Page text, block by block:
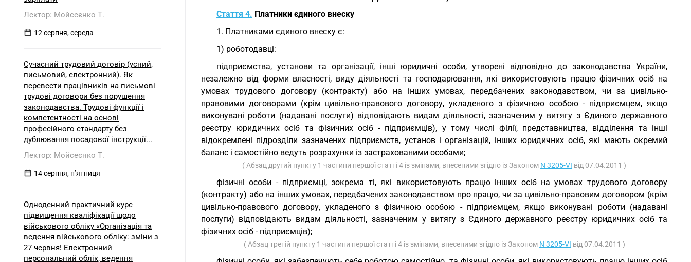
Стаття 4. Платники єдиного внеску
1. Платниками єдиного внеску є:
1) роботодавці:
підприємства, установи та організації, інші юридичні особи, утворені відповідно до законодавства України,
незалежно від форми власності, виду діяльності та господарювання, які використовують працю фізичних осіб на
умовах трудового договору (контракту) або на інших умовах, передбачених законодавством, чи за цивільно-
правовими договорами (крім цивільно-правового договору, укладеного з фізичною особою - підприємцем, якщо
виконувані роботи (надавані послуги) відповідають видам діяльності, зазначеним у витягу з Єдиного державного
реєстру юридичних осіб та фізичних осіб - підприємців), у тому числі філії, представництва, відділення та інші
відокремлені підрозділи зазначених підприємств, установ і організацій, інших юридичних осіб, які мають окремий
баланс і самостійно ведуть розрахунки із застрахованими особами;
( Абзац другий пункту 1 частини першої статті 4 із змінами, внесеними згідно із Законом N 3205-VI від 07.04.2011 )
фізичні особи - підприємці, зокрема ті, які використовують працю інших осіб на умовах трудового договору
(контракту) або на інших умовах, передбачених законодавством про працю, чи за цивільно-правовим договором (крім
цивільно-правового договору, укладеного з фізичною особою - підприємцем, якщо виконувані роботи (надавані
послуги) відповідають видам діяльності, зазначеним у витягу з Єдиного державного реєстру юридичних осіб та
фізичних осіб - підприємців);
( Абзац третій пункту 1 частини першої статті 4 із змінами, внесеними згідно із Законом N 3205-VI від 07.04.2011 )
Лектор: Мойсеєнко Т.
12 серпня, середа
Сучасний трудовий договір (усний,
письмовий, електронний). Як
перевести працівників на письмові
трудові договори без порушення
законодавства. Трудові функції і
компетентності на основі
професійного стандарту без
дублювання посадової інструкції...
Лектор: Мойсеєнко Т.
14 серпня, пʼятниця
Одноденний практичний курс
підвищення кваліфікації щодо
військового обліку «Організація та
ведення військового обліку: зміни з
27 червня! Електронний
персональний облік, ведення